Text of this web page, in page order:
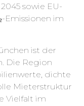
sowie EU-
Emissionen im
ist der
Die Region
dichte
Mieterstruktur
Vielfalt im